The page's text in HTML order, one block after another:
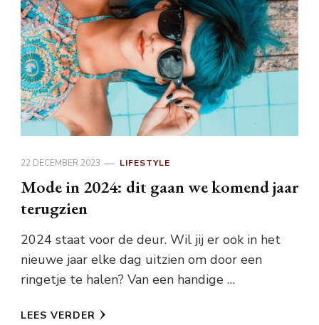
22 DECEMBER 2023 LIFESTYLE
Mode in 2024: dit gaan we komend jaar
terugzien
2024 staat voor de deur. Wil jij er ook in het
nieuwe jaar elke dag uitzien om door een
ringetje te halen? Van een handige …
LEES VERDER